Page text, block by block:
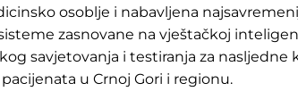
osoblje i nabavljena
zasnovane na vještačkoj
savjetovanja i testiranja za nasljedne
u Crnoj Gori i regionu.